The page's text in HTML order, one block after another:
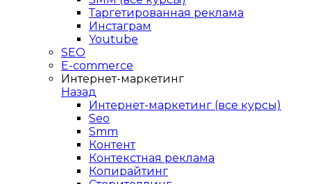
Таргетированная реклама
Инстаграм
Youtube
SEO
E-сommerce
Интернет-маркетинг
Назад
Интернет-маркетинг (все курсы)
Seo
Smm
Контент
Контекстная реклама
Копирайтинг